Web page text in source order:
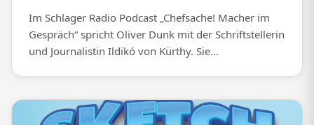
Im Schlager Radio Podcast „Chefsache! Macher im
Gespräch“ spricht Oliver Dunk mit der Schriftstellerin
und Journalistin Ildikó von Kürthy. Sie...